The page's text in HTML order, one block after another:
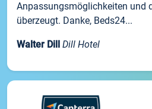
Anpassungsmöglichkeiten und
überzeugt. Danke, Beds24...
Walter Dill Dill Hotel